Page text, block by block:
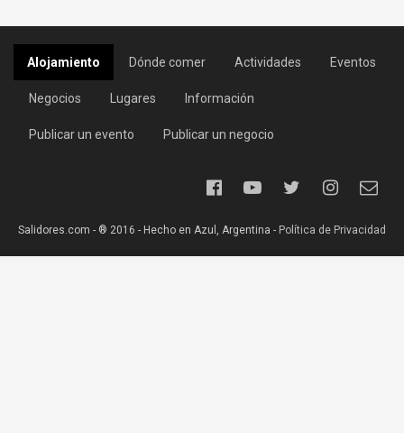
Alojamiento Dónde comer Actividades Eventos
Negocios Lugares Información
Publicar un evento Publicar un negocio
Salidores.com - ® 2016 - Hecho en Azul, Argentina - Política de Privacidad